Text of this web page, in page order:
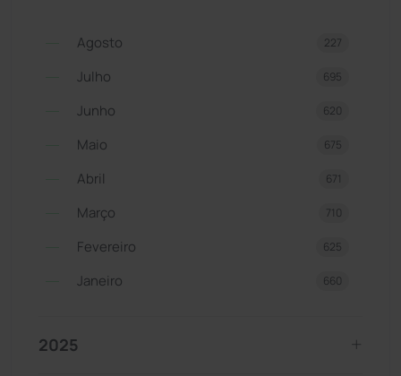
Agosto 227
Julho 695
Junho 620
Maio 675
Abril 671
Março 710
Fevereiro 625
Janeiro 660
2025